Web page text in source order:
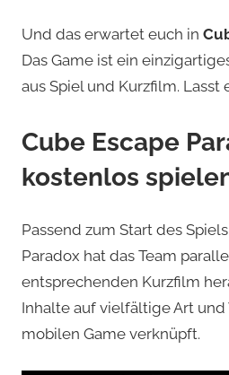
Und das erwartet euch in
Das Game ist ein
aus Spiel und Kurzfilm. Lasst
Cube Escape
kostenlos
Passend zum Start des
Paradox hat das Team
entsprechenden Kurzfilm
Inhalte auf vielfältige Art
mobilen Game verknüpft.